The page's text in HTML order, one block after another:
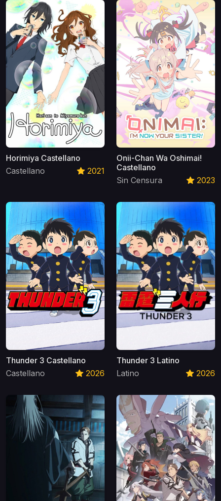
Horimiya Castellano
Castellano
2021
Onii-Chan Wa Oshimai!
Castellano
Sin Censura
2023
Thunder 3 Castellano
Castellano
2026
Thunder 3 Latino
Latino
2026